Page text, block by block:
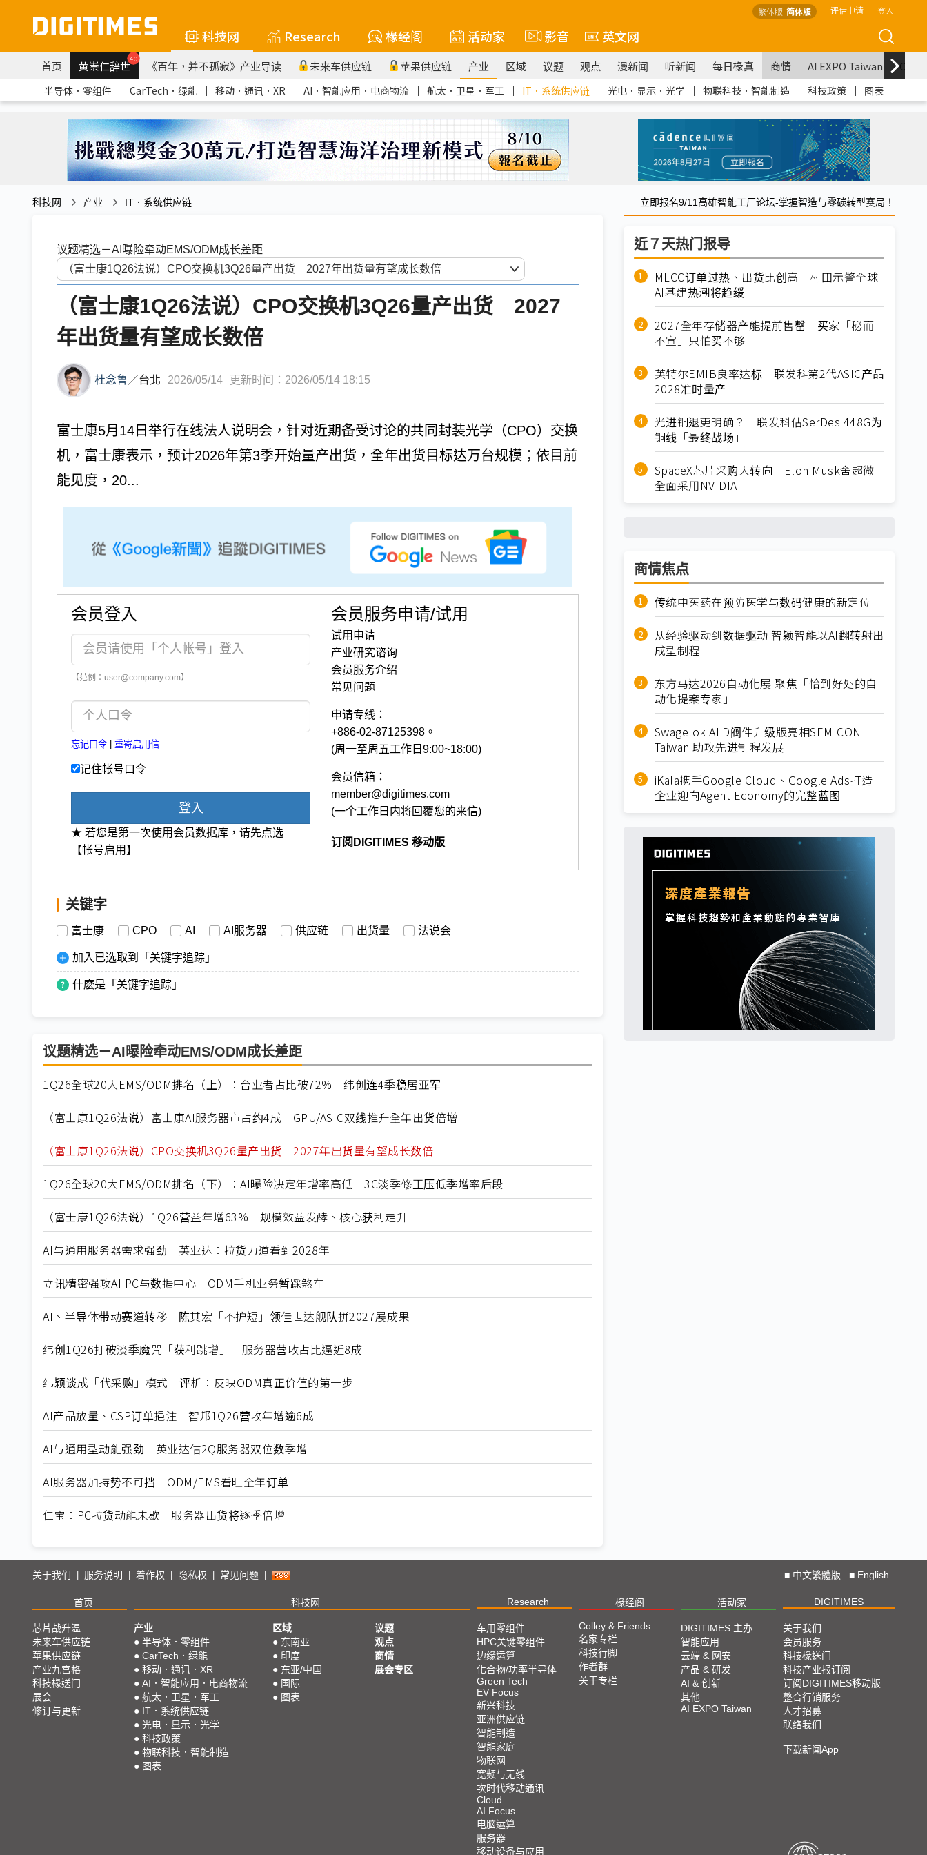
繁体版 简体版 评估申请 登入
科技网 Research 椽经阁 活动家 影音 英文网
首页 黄崇仁辞世40 《百年，并不孤寂》产业导读 未来车供应链 苹果供应链 产业 区域 议题 观点 漫新闻 听新闻 每日椽真 商情 AI EXPO Taiwan
半导体．零组件 ｜ CarTech．绿能 ｜ 移动．通讯．XR ｜ AI．智能应用．电商物流 ｜ 航太．卫星．军工 ｜ IT．系统供应链 ｜ 光电．显示．光学 ｜ 物联科技．智能制造 ｜ 科技政策 ｜ 图表
科技网 产业 IT．系统供应链 立即报名9/11高雄智能工厂论坛-掌握智造与零碳转型赛局！
议题精选－AI曝险牵动EMS/ODM成长差距
（富士康1Q26法说）CPO交换机3Q26量产出货 2027
年出货量有望成长数倍
杜念鲁 ／台北 2026/05/14 更新时间：2026/05/14 18:15
富士康5月14日举行在线法人说明会，针对近期备受讨论的共同封装光学（CPO）交换
机，富士康表示，预计2026年第3季开始量产出货，全年出货目标达万台规模；依目前
能见度，20...
会员登入
【范例：user@company.com】
忘记口令 重寄启用信
记住帐号口令
登入
★ 若您是第一次使用会员数据库，请先点选
【帐号启用】
会员服务申请/试用
试用申请
产业研究谘询
会员服务介绍
常见问题
申请专线：
+886-02-87125398。
(周一至周五工作日9:00~18:00)
会员信箱：
member@digitimes.com
(一个工作日内将回覆您的来信)
订阅DIGITIMES 移动版
关键字
富士康 CPO AI AI服务器 供应链 出货量 法说会
加入已选取到「关键字追踪」
什麽是「关键字追踪」
议题精选－AI曝险牵动EMS/ODM成长差距
1Q26全球20大EMS/ODM排名（上）：台业者占比破72% 纬创连4季稳居亚军
（富士康1Q26法说）富士康AI服务器市占约4成 GPU/ASIC双线推升全年出货倍增
（富士康1Q26法说）CPO交换机3Q26量产出货 2027年出货量有望成长数倍
1Q26全球20大EMS/ODM排名（下）：AI曝险决定年增率高低 3C淡季修正压低季增率后段
（富士康1Q26法说）1Q26营益年增63% 规模效益发酵、核心获利走升
AI与通用服务器需求强劲 英业达：拉货力道看到2028年
立讯精密强攻AI PC与数据中心 ODM手机业务暂踩煞车
AI、半导体带动赛道转移 陈其宏「不护短」领佳世达舰队拼2027展成果
纬创1Q26打破淡季魔咒「获利跳增」 服务器营收占比逼近8成
纬颖谈成「代采购」模式 评析：反映ODM真正价值的第一步
AI产品放量、CSP订单挹注 智邦1Q26营收年增逾6成
AI与通用型动能强劲 英业达估2Q服务器双位数季增
AI服务器加持势不可挡 ODM/EMS看旺全年订单
仁宝：PC拉货动能未歇 服务器出货将逐季倍增
近７天热门报导
MLCC订单过热、出货比创高 村田示警全球
AI基建热潮将趋缓
2027全年存储器产能提前售罄 买家「秘而
不宣」只怕买不够
英特尔EMIB良率达标 联发科第2代ASIC产品
2028准时量产
光进铜退更明确？ 联发科估SerDes 448G为
铜线「最终战场」
SpaceX芯片采购大转向 Elon Musk舍超微
全面采用NVIDIA
商情焦点
传统中医药在预防医学与数码健康的新定位
从经验驱动到数据驱动 智颖智能以AI翻转射出
成型制程
东方马达2026自动化展 聚焦「恰到好处的自
动化提案专家」
Swagelok ALD阀件升级版亮相SEMICON
Taiwan 助攻先进制程发展
iKala携手Google Cloud、Google Ads打造
企业迎向Agent Economy的完整蓝图
关于我们 服务说明 着作权 隐私权 常见问题 ■ 中文繁體版 ■ English
首页 科技网 Research 椽经阁 活动家 DIGITIMES
芯片战升温
未来车供应链
苹果供应链
产业九宫格
科技椽送门
展会
修订与更新
产业
● 半导体．零组件
● CarTech．绿能
● 移动．通讯．XR
● AI．智能应用．电商物流
● 航太．卫星．军工
● IT．系统供应链
● 光电．显示．光学
● 科技政策
● 物联科技．智能制造
● 图表
区域
● 东南亚
● 印度
● 东亚/中国
● 国际
● 图表
议题
观点
商情
展会专区
车用零组件
HPC关键零组件
边缘运算
化合物/功率半导体
Green Tech
EV Focus
新兴科技
亚洲供应链
智能制造
智能家庭
物联网
宽频与无线
次时代移动通讯
Cloud
AI Focus
电脑运算
服务器
移动设备与应用
Colley & Friends
名家专栏
科技行脚
作者群
关于专栏
DIGITIMES 主办
智能应用
云端 & 网安
产品 & 研发
AI & 创新
其他
AI EXPO Taiwan
关于我们
会员服务
科技椽送门
科技产业报订阅
订阅DIGITIMES移动版
整合行销服务
人才招募
联络我们
下载新闻App